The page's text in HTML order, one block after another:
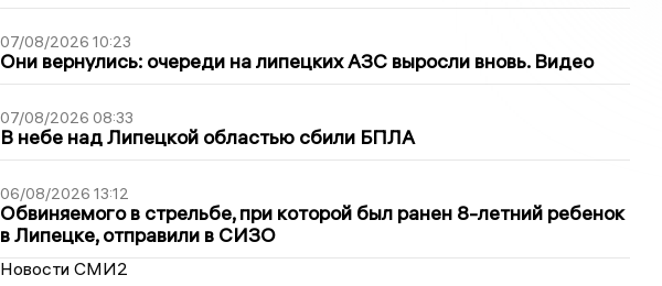
07/08/2026 10:23
Они вернулись: очереди на липецких АЗС выросли вновь. Видео
07/08/2026 08:33
В небе над Липецкой областью сбили БПЛА
06/08/2026 13:12
Обвиняемого в стрельбе, при которой был ранен 8-летний ребенок
в Липецке, отправили в СИЗО
Новости СМИ2